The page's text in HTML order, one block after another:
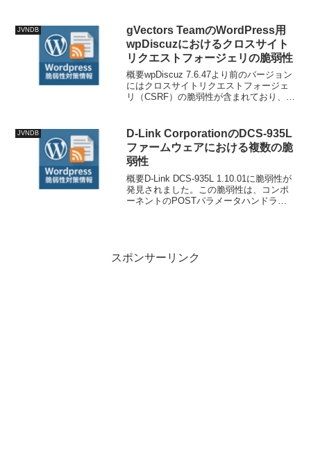
JVNDB
gVectors TeamのWordPress用
wpDiscuzにおけるクロスサイト
リクエストフォージェリの脆弱性
概要wpDiscuz 7.6.47より前のバージョン
にはクロスサイトリクエストフォージェ
リ（CSRF）の脆弱性が含まれており、有
特定のメールアドレスに関連付けられ
た...
JVNDB
D-Link CorporationのDCS-935L
ファームウェアにおける複数の脆
弱性
概要D-Link DCS-935L 1.10.01に脆弱性が
発見されました。この脆弱性は、コンポ
ーネントのPOSTパラメータハンドラで
スポンサーリンク